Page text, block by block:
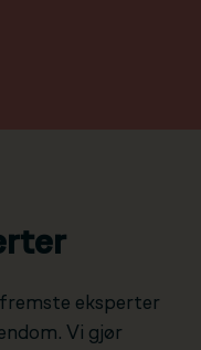
fremste eksperter
Vi gjør